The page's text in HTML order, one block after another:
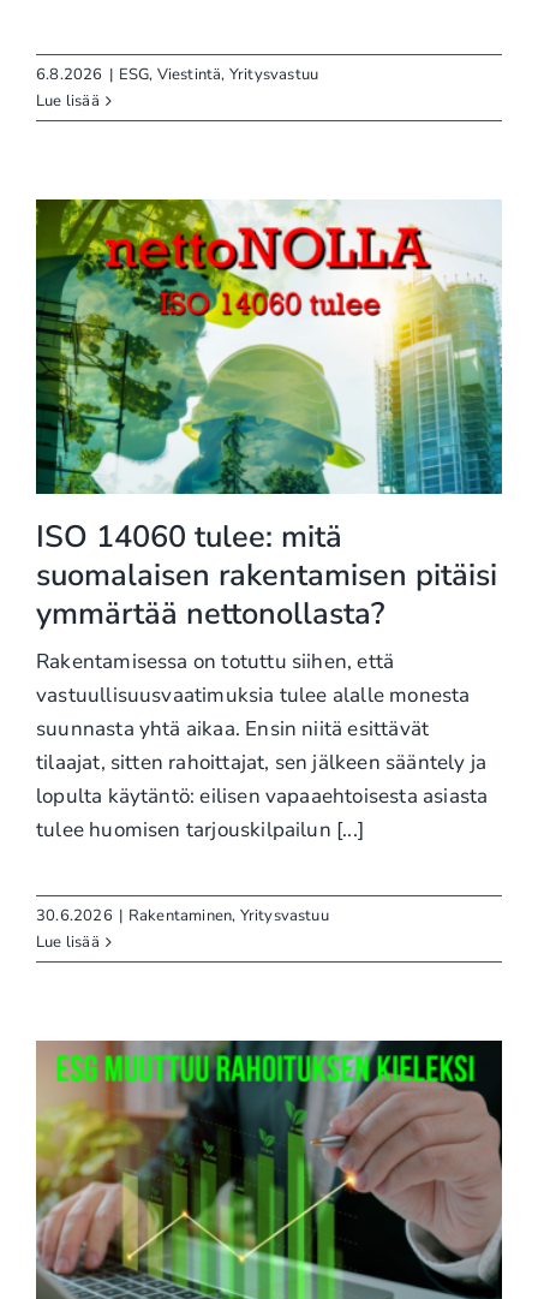
6.8.2026 | ESG, Viestintä, Yritysvastuu
Lue lisää
ISO 14060 tulee: mitä
suomalaisen rakentamisen pitäisi
ymmärtää nettonollasta?
Rakentamisessa on totuttu siihen, että
vastuullisuusvaatimuksia tulee alalle monesta
suunnasta yhtä aikaa. Ensin niitä esittävät
tilaajat, sitten rahoittajat, sen jälkeen sääntely ja
lopulta käytäntö: eilisen vapaaehtoisesta asiasta
tulee huomisen tarjouskilpailun [...]
30.6.2026 | Rakentaminen, Yritysvastuu
Lue lisää